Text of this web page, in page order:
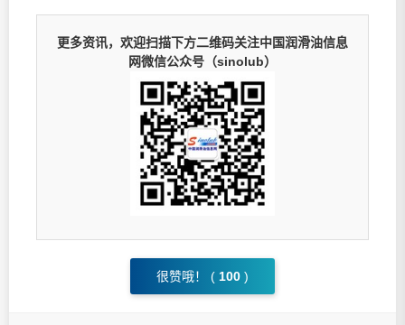
更多资讯，欢迎扫描下方二维码关注中国润滑油信息
网微信公众号（sinolub）
很赞哦！ ( 100 )